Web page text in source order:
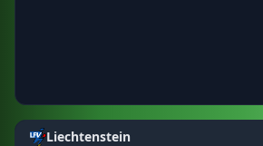
Liechtenstein